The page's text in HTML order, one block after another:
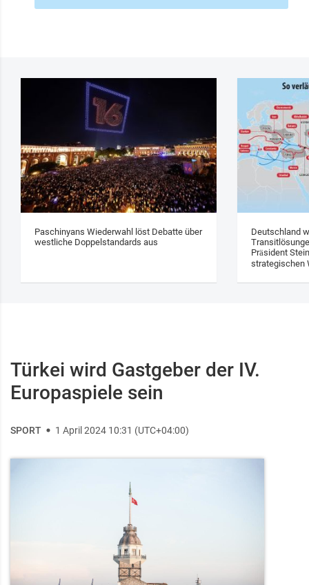
Paschinyans Wiederwahl löst Debatte über
westliche Doppelstandards aus
Deutschland
Präsident
strategischen
Türkei wird Gastgeber der IV.
Europaspiele sein
SPORT 1 April 2024 10:31 (UTC+04:00)